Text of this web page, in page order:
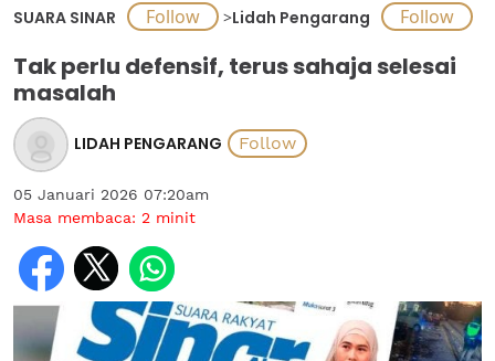
SUARA SINAR >Lidah Pengarang
Tak perlu defensif, terus sahaja selesai
masalah
LIDAH PENGARANG
05 Januari 2026 07:20am
Masa membaca: 2 minit